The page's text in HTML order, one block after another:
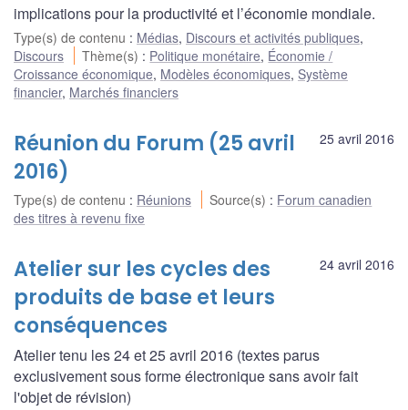
implications pour la productivité et l’économie mondiale.
Type(s) de contenu : Médias, Discours et activités publiques,
Discours
Thème(s) : Politique monétaire, Économie /
Croissance économique, Modèles économiques, Système
financier, Marchés financiers
25 avril 2016
Réunion du Forum (25 avril
2016)
Type(s) de contenu : Réunions Source(s) : Forum canadien
des titres à revenu fixe
24 avril 2016
Atelier sur les cycles des
produits de base et leurs
conséquences
Atelier tenu les 24 et 25 avril 2016 (textes parus
exclusivement sous forme électronique sans avoir fait
l'objet de révision)